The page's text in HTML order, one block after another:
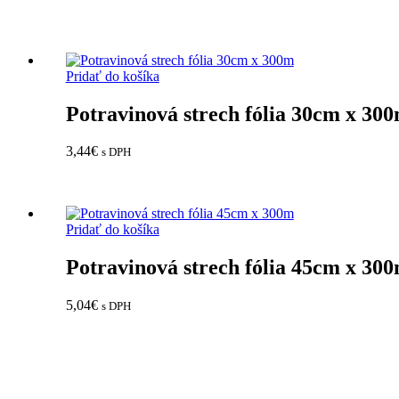
Pridať do košíka
Potravinová strech fólia 30cm x
3,44€ s DPH
Pridať do košíka
Potravinová strech fólia 45cm x
5,04€ s DPH